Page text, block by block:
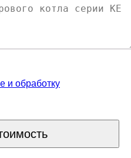
и обработку